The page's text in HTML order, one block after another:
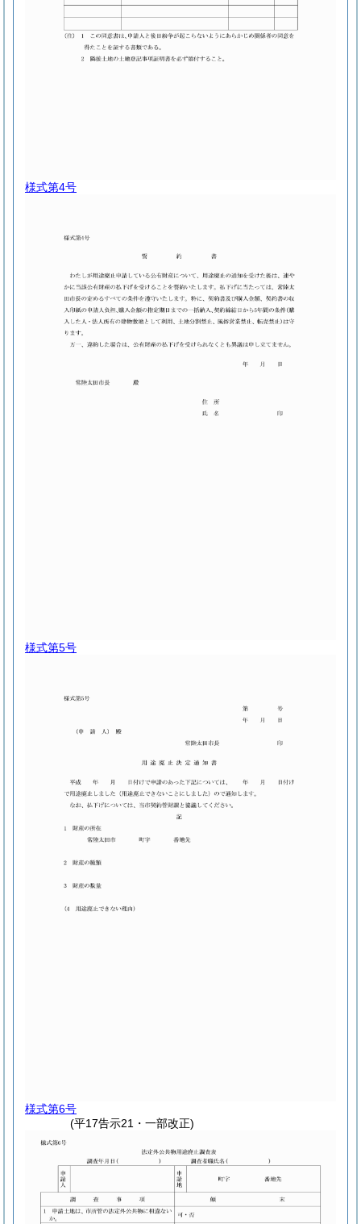
様式第4号
様式第5号
様式第6号
(平17告示21・一部改正)